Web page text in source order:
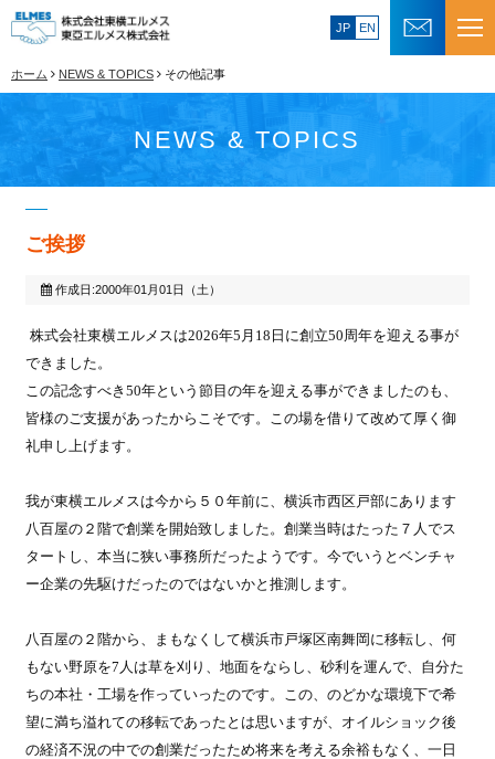
JP EN
ホーム NEWS & TOPICS その他記事
NEWS & TOPICS
ご挨拶
作成日:2000年01月01日（土）
株式会社東横エルメスは2026年5月18日に創立50周年を迎える事が
できました。
この記念すべき50年という節目の年を迎える事ができましたのも、
皆様のご支援があったからこそです。この場を借りて改めて厚く御
礼申し上げます。
我が東横エルメスは今から５０年前に、横浜市西区戸部にあります
八百屋の２階で創業を開始致しました。創業当時はたった７人でス
タートし、本当に狭い事務所だったようです。今でいうとベンチャ
ー企業の先駆けだったのではないかと推測します。
八百屋の２階から、まもなくして横浜市戸塚区南舞岡に移転し、何
もない野原を7人は草を刈り、地面をならし、砂利を運んで、自分た
ちの本社・工場を作っていったのです。この、のどかな環境下で希
望に満ち溢れての移転であったとは思いますが、オイルショック後
の経済不況の中での創業だったため将来を考える余裕もなく、一日